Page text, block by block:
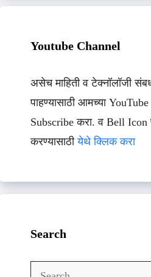
Youtube Channel
असेच माहिती व टेक्नॉलॉजी
पाहण्यासाठी आमच्या
Subscribe करा. व Bell Icon
करण्यासाठीयेथे क्लिक करा
Search
Search